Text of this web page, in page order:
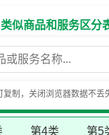
似商品和服务区分
制，关闭浏览器数据不丢
第4类 第5